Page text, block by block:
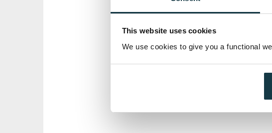
This website uses cookies
We use cookies to give you a functional